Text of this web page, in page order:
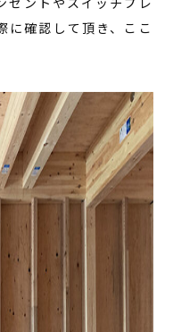
に確認して頂き、ここ